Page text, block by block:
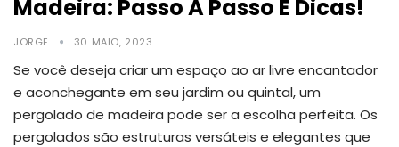
Madeira: Passo A Passo E Dicas!
JORGE 30 MAIO, 2023
Se você deseja criar um espaço ao ar livre encantador
e aconchegante em seu jardim ou quintal, um
pergolado de madeira pode ser a escolha perfeita. Os
pergolados são estruturas versáteis e elegantes que